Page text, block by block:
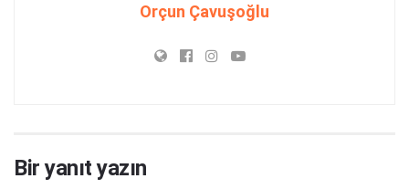
Orçun Çavuşoğlu
Bir yanıt yazın